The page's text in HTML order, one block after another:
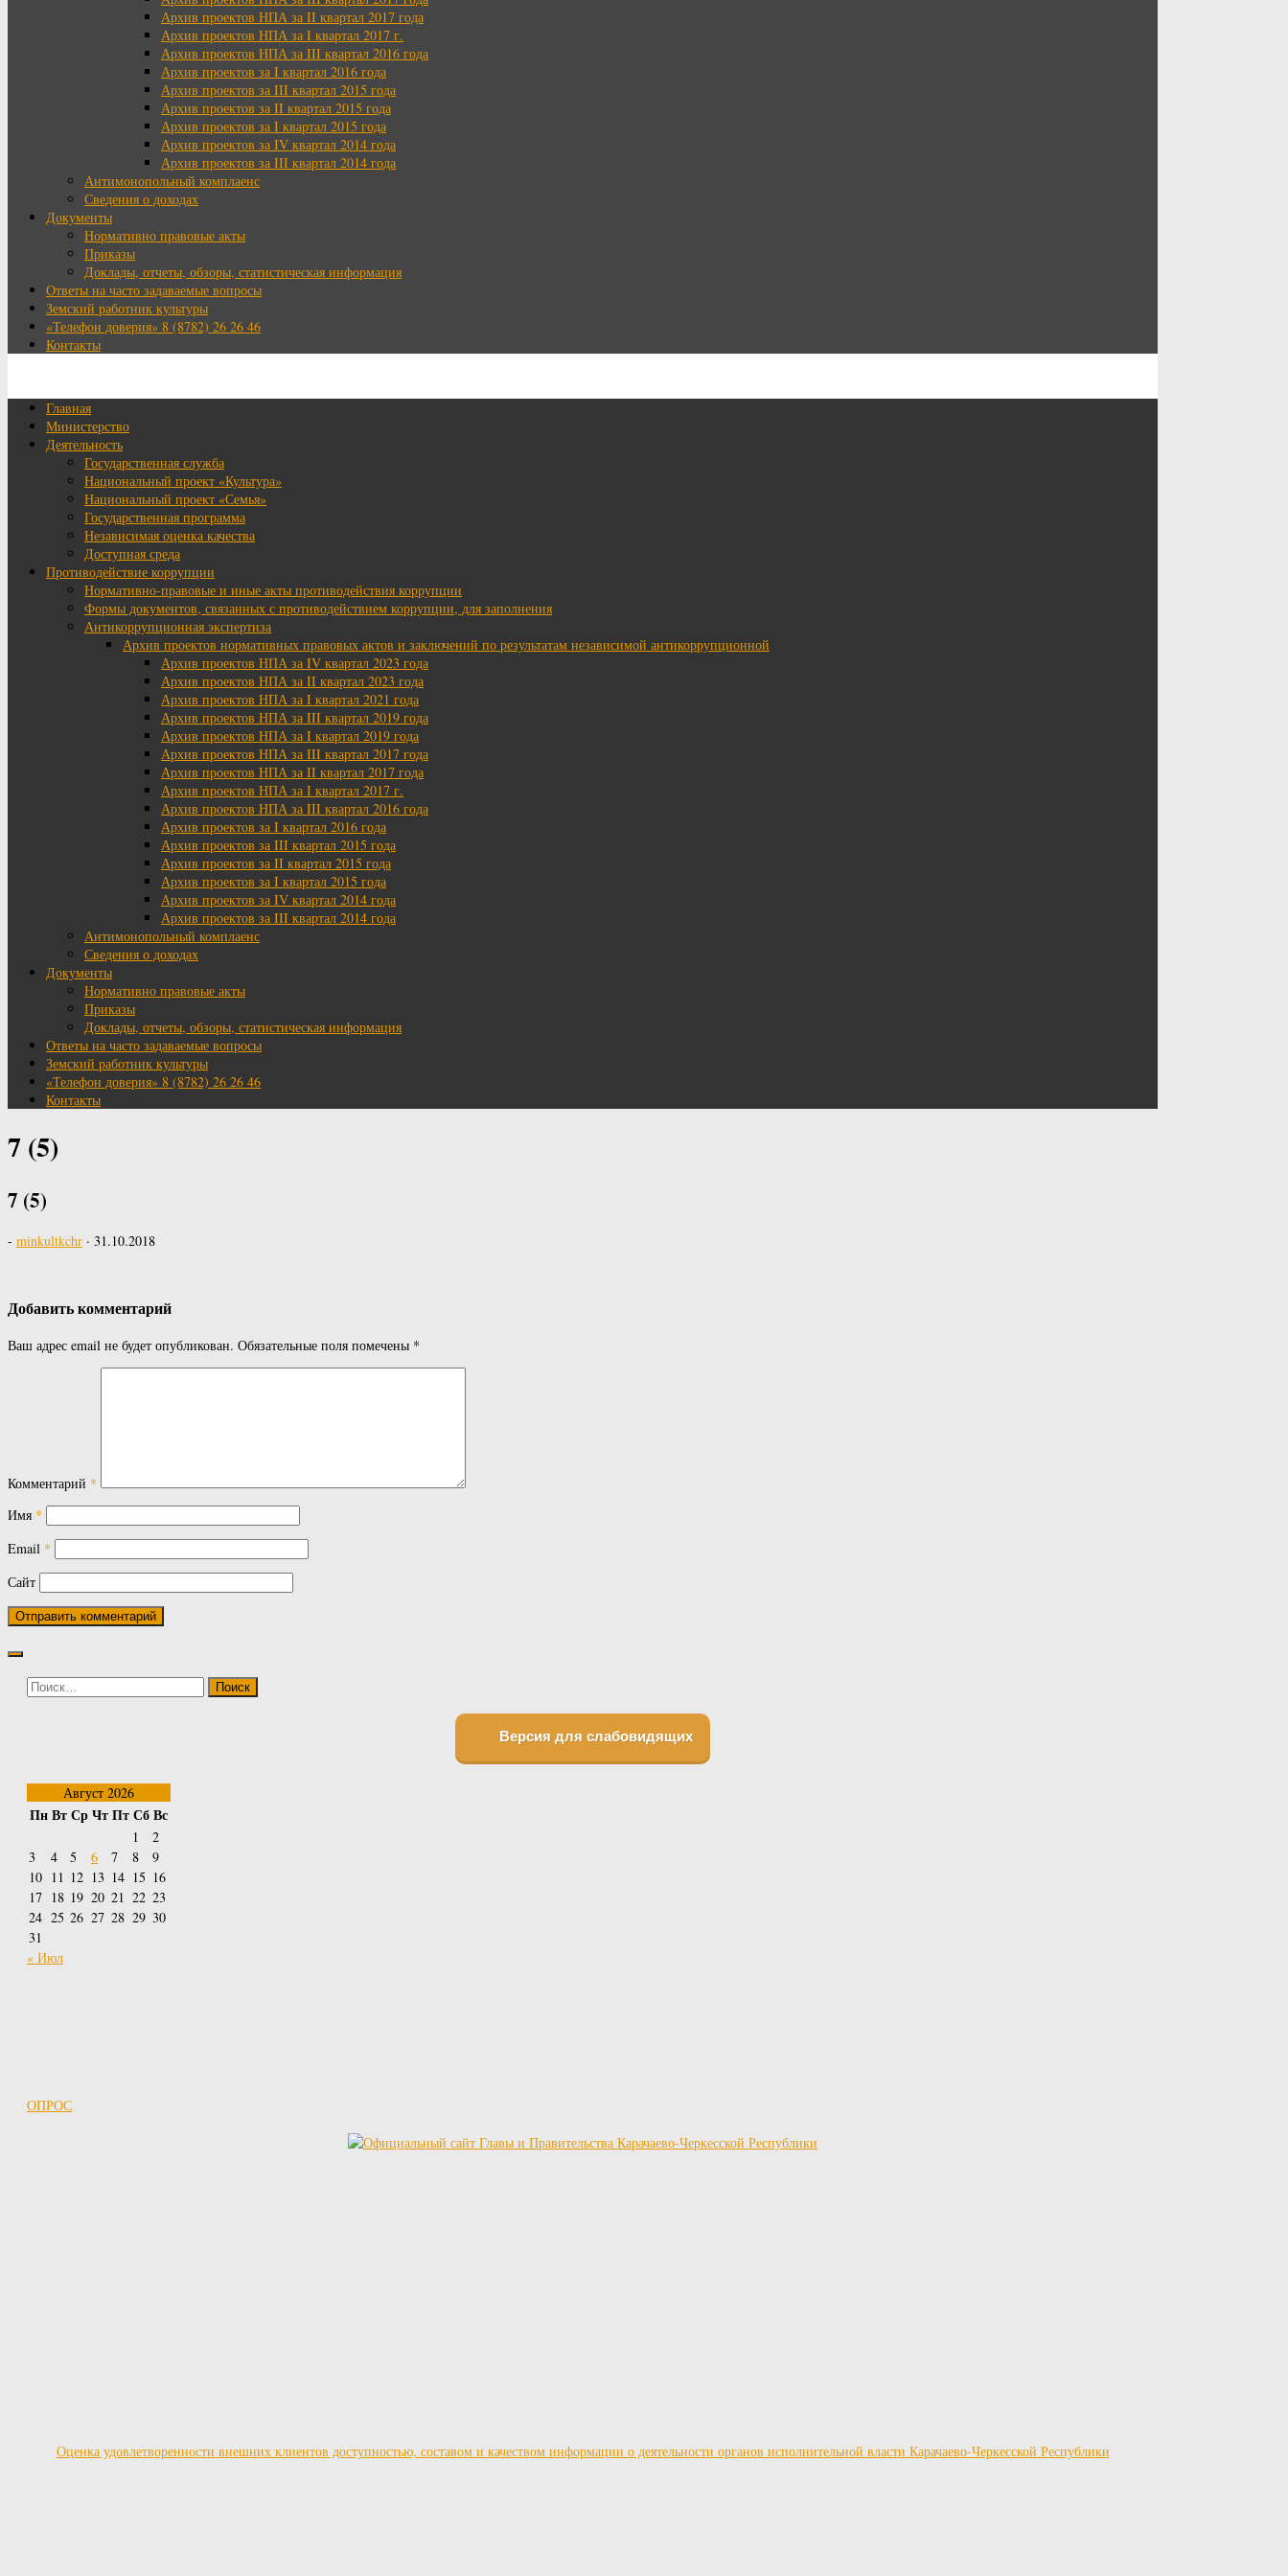
Архив проектов НПА за II квартал 2017 года
Архив проектов НПА за I квартал 2017 г.
Архив проектов НПА за III квартал 2016 года
Архив проектов за I квартал 2016 года
Архив проектов за III квартал 2015 года
Архив проектов за II квартал 2015 года
Архив проектов за I квартал 2015 года
Архив проектов за IV квартал 2014 года
Архив проектов за III квартал 2014 года
Антимонопольный комплаенс
Сведения о доходах
Документы
Нормативно правовые акты
Приказы
Доклады, отчеты, обзоры, статистическая информация
Ответы на часто задаваемые вопросы
Земский работник культуры
«Телефон доверия» 8 (8782) 26 26 46
Контакты
Главная
Министерство
Деятельность
Государственная служба
Национальный проект «Культура»
Национальный проект «Семья»
Государственная программа
Независимая оценка качества
Доступная среда
Противодействие коррупции
Нормативно-правовые и иные акты противодействия коррупции
Формы документов, связанных с противодействием коррупции, для заполнения
Антикоррупционная экспертиза
Архив проектов нормативных правовых актов и заключений по результатам независимой антикоррупционной
Архив проектов НПА за IV квартал 2023 года
Архив проектов НПА за II квартал 2023 года
Архив проектов НПА за I квартал 2021 года
Архив проектов НПА за III квартал 2019 года
Архив проектов НПА за I квартал 2019 года
Архив проектов НПА за III квартал 2017 года
Архив проектов НПА за II квартал 2017 года
Архив проектов НПА за I квартал 2017 г.
Архив проектов НПА за III квартал 2016 года
Архив проектов за I квартал 2016 года
Архив проектов за III квартал 2015 года
Архив проектов за II квартал 2015 года
Архив проектов за I квартал 2015 года
Архив проектов за IV квартал 2014 года
Архив проектов за III квартал 2014 года
Антимонопольный комплаенс
Сведения о доходах
Документы
Нормативно правовые акты
Приказы
Доклады, отчеты, обзоры, статистическая информация
Ответы на часто задаваемые вопросы
Земский работник культуры
«Телефон доверия» 8 (8782) 26 26 46
Контакты
7 (5)
7 (5)
- minkultkchr · 31.10.2018
Добавить комментарий
Ваш адрес email не будет опубликован. Обязательные поля помечены *
Комментарий *
Имя *
Email *
Сайт
Найти:
Версия для слабовидящих
Август 2026
ПнВтСрЧтПтСбВс
1
2
3
4 5 6 7 8
9
10 11 12 13 14 15 16
17 18 19 20 21 22 23
24 25 26 27 28 29 30
31
« Июл
ОПРОС
Оценка удовлетворенности внешних клиентов доступностью, составом и качеством информации о деятельности органов исполнительной власти Карачаево-Черкесской Республики